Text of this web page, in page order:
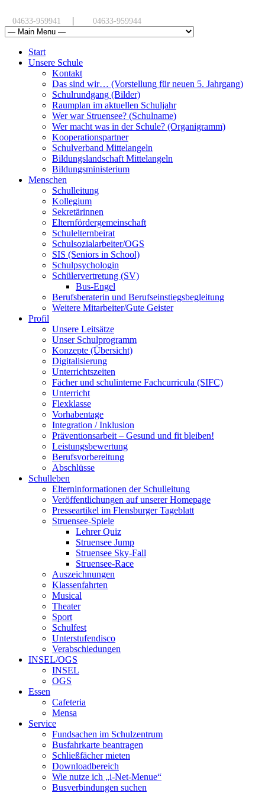
04633-959941 | 04633-959944
Start
Unsere Schule
Kontakt
Das sind wir… (Vorstellung für neuen 5. Jahrgang)
Schulrundgang (Bilder)
Raumplan im aktuellen Schuljahr
Wer war Struensee? (Schulname)
Wer macht was in der Schule? (Organigramm)
Kooperationspartner
Schulverband Mittelangeln
Bildungslandschaft Mittelangeln
Bildungsministerium
Menschen
Schulleitung
Kollegium
Sekretärinnen
Elternfördergemeinschaft
Schulelternbeirat
Schulsozialarbeiter/OGS
SIS (Seniors in School)
Schulpsychologin
Schülervertretung (SV)
Bus-Engel
Berufsberaterin und Berufseinstiegsbegleitung
Weitere Mitarbeiter/Gute Geister
Profil
Unsere Leitsätze
Unser Schulprogramm
Konzepte (Übersicht)
Digitalisierung
Unterrichtszeiten
Fächer und schulinterne Fachcurricula (SIFC)
Unterricht
Flexklasse
Vorhabentage
Integration / Inklusion
Präventionsarbeit – Gesund und fit bleiben!
Leistungsbewertung
Berufsvorbereitung
Abschlüsse
Schulleben
Elterninformationen der Schulleitung
Veröffentlichungen auf unserer Homepage
Presseartikel im Flensburger Tageblatt
Struensee-Spiele
Lehrer Quiz
Struensee Jump
Struensee Sky-Fall
Struensee-Race
Auszeichnungen
Klassenfahrten
Musical
Theater
Sport
Schulfest
Unterstufendisco
Verabschiedungen
INSEL/OGS
INSEL
OGS
Essen
Cafeteria
Mensa
Service
Fundsachen im Schulzentrum
Busfahrkarte beantragen
Schließfächer mieten
Downloadbereich
Wie nutze ich „i-Net-Menue“
Busverbindungen suchen